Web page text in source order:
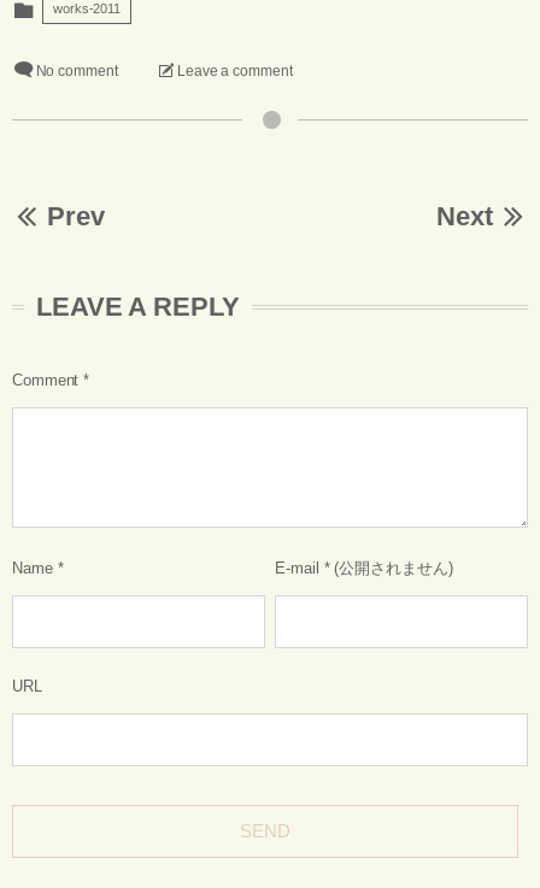
works-2011
No comment Leave a comment
Prev Next
LEAVE A REPLY
Comment *
Name * E-mail *(公開されません)
URL